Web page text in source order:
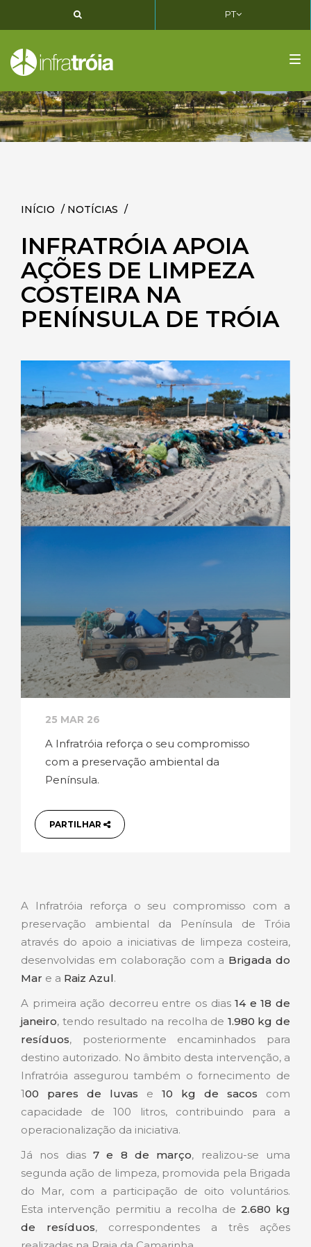
PT
INÍCIO / NOTÍCIAS /
INFRATRÓIA APOIA
AÇÕES DE LIMPEZA
COSTEIRA NA
PENÍNSULA DE TRÓIA
25 MAR 26
A Infratróia reforça o seu compromisso
com a preservação ambiental da
Península.
PARTILHAR
A Infratróia reforça o seu compromisso com a
preservação ambiental da Península de Tróia
através do apoio a iniciativas de limpeza costeira,
desenvolvidas em colaboração com a Brigada do
Mar e a Raiz Azul.
A primeira ação decorreu entre os dias14 e 18 de
janeiro, tendo resultado na recolha de 1.980 kg de
resíduos, posteriormente encaminhados para
destino autorizado. No âmbito desta intervenção, a
Infratróia assegurou também o fornecimento de
100 pares de luvas e 10 kg de sacos com
capacidade de 100 litros, contribuindo para a
operacionalização da iniciativa.
Já nos dias 7 e 8 de março, realizou-se uma
segunda ação de limpeza, promovida pela Brigada
do Mar, com a participação de oito voluntários.
Esta intervenção permitiu a recolha de 2.680 kg
de resíduos, correspondentes a três ações